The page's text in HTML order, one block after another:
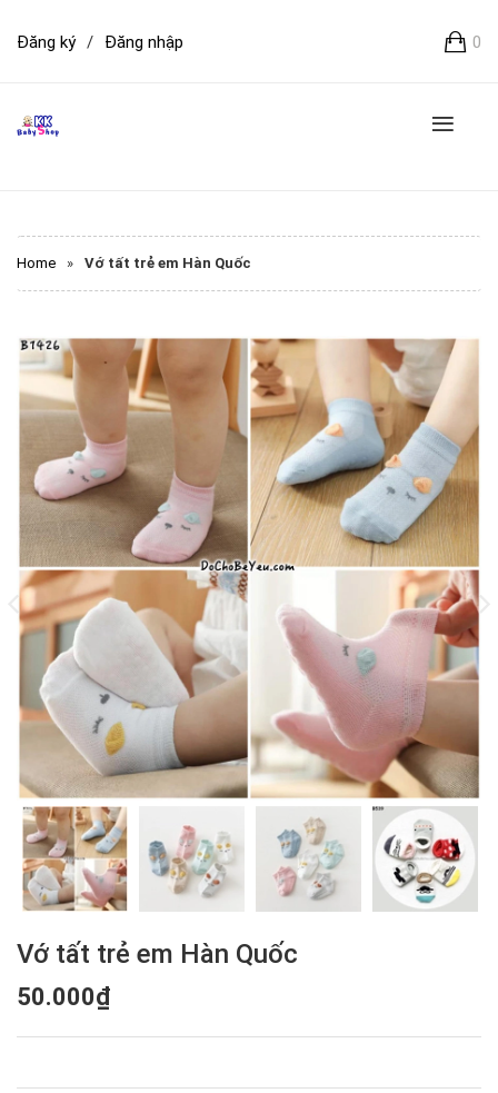
0
Đăng ký / Đăng nhập
Home » Vớ tất trẻ em Hàn Quốc
Vớ tất trẻ em Hàn Quốc
50.000₫